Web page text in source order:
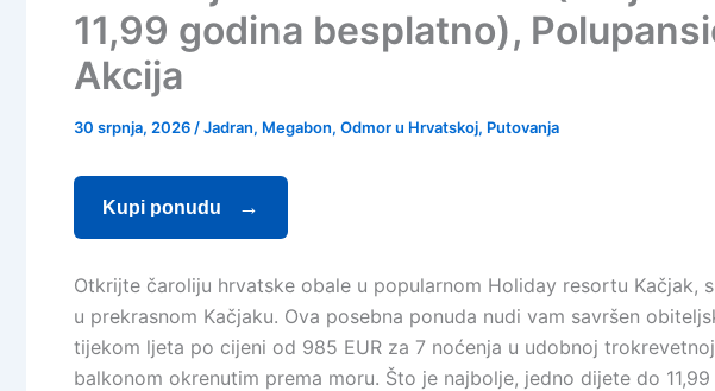
11,99 godina besplatno),
Akcija
30 srpnja, 2026 /Jadran, Megabon, Odmor u Hrvatskoj, Putovanja
Kupi ponudu
Otkrijte čaroliju hrvatske obale u popularnom Holiday resortu Kačjak,
u prekrasnom Kačjaku. Ova posebna ponuda nudi vam savršen
tijekom ljeta po cijeni od 985 EUR za 7 noćenja u udobnoj
balkonom okrenutim prema moru. Što je najbolje, jedno dijete do